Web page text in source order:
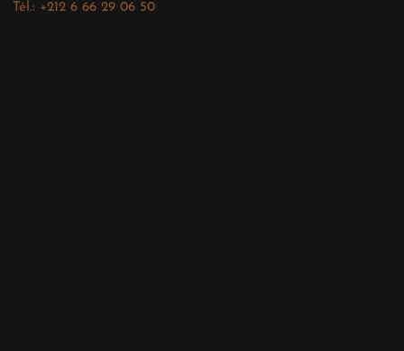
Tél.: +212 6 66 29 06 50